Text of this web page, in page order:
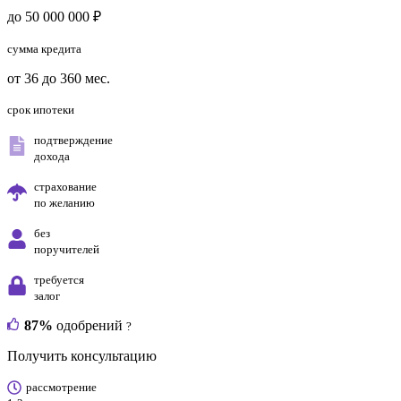
до 50 000 000 ₽
сумма кредита
от 36 до 360 мес.
срок ипотеки
подтверждение
дохода
страхование
по желанию
без
поручителей
требуется
залог
87% одобрений ?
Получить консультацию
рассмотрение